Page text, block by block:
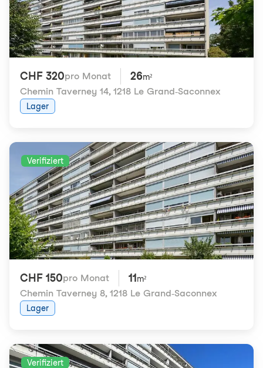
CHF 320pro Monat 26m²
Chemin Taverney 14, 1218 Le Grand-Saconnex
Lager
Verifiziert
CHF 150pro Monat 11 m²
Chemin Taverney 8, 1218 Le Grand-Saconnex
Lager
Verifiziert